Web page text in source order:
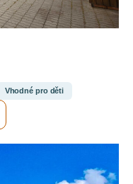
Vhodné pro děti